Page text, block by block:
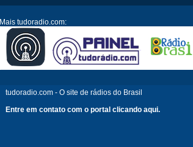
Mais tudoradio.com:
tudoradio.com - O site de rádios do Brasil
Entre em contato com o portal clicando aqui.